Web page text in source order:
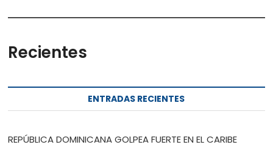
Recientes
ENTRADAS RECIENTES
REPÚBLICA DOMINICANA GOLPEA FUERTE EN EL CARIBE